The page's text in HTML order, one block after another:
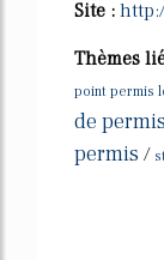
Site :
Thèmes
point permis
de
permis /